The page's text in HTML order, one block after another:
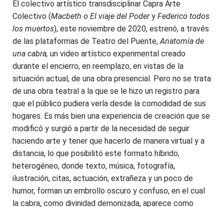
El colectivo artístico transdisciplinar Capra Arte
Colectivo (Macbeth o El viaje del Podery Federico todos
los muertos), este noviembre de 2020, estrenó, a través
de las plataformas de Teatro del Puente, Anatomía de
una cabra, un video artístico experimental creado
durante el encierro, en reemplazo, en vistas de la
situación actual, de una obra presencial. Pero no se trata
de una obra teatral a la que se le hizo un registro para
que el público pudiera verla desde la comodidad de sus
hogares. Es más bien una experiencia de creación que se
modificó y surgió a partir de la necesidad de seguir
haciendo arte y tener que hacerlo de manera virtual y a
distancia, lo que posibilitó este formato híbrido,
heterogéneo, donde texto, música, fotografía,
ilustración, citas, actuación, extrañeza y un poco de
humor, forman un embrollo oscuro y confuso, en el cual
la cabra, como divinidad demonizada, aparece como